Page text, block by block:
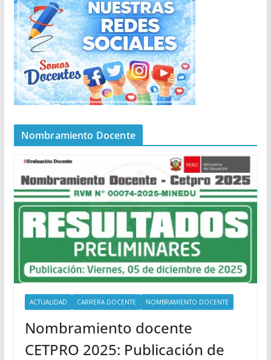
Nombramiento Docente
ACTUALIDAD CARRERA DOCENTE NOMBRAMIENTO DOCENTE
Nombramiento docente
CETPRO 2025: Publicación de